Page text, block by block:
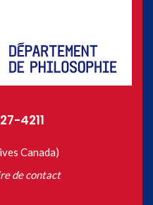
4211
Canada)
de contact